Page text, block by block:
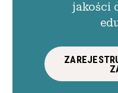
jakości